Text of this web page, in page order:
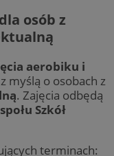
osób z
aerobiku i
myślą o osobach z
. Zajęcia odbędą
Szkół
terminach: